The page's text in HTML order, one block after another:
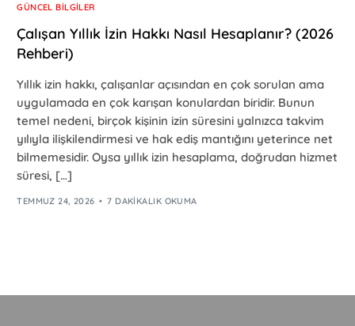
GÜNCEL BILGILER
Çalışan Yıllık İzin Hakkı Nasıl Hesaplanır? (2026
Rehberi)
Yıllık izin hakkı, çalışanlar açısından en çok sorulan ama
uygulamada en çok karışan konulardan biridir. Bunun
temel nedeni, birçok kişinin izin süresini yalnızca takvim
yılıyla ilişkilendirmesi ve hak ediş mantığını yeterince net
bilmemesidir. Oysa yıllık izin hesaplama, doğrudan hizmet
süresi, […]
TEMMUZ 24, 2026 7 DAKIKALIK OKUMA